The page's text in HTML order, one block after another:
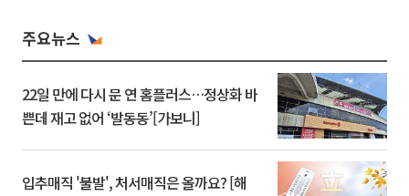
주요뉴스
22일 만에 다시 문 연 홈플러스…정상화 바
쁜데 재고 없어 ‘발동동’[가보니]
입추매직 '불발', 처서매직은 올까요? [해